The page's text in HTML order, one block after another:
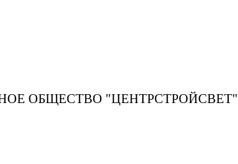
ОБЩЕСТВО "ЦЕНТРСТРОЙСВЕТ"